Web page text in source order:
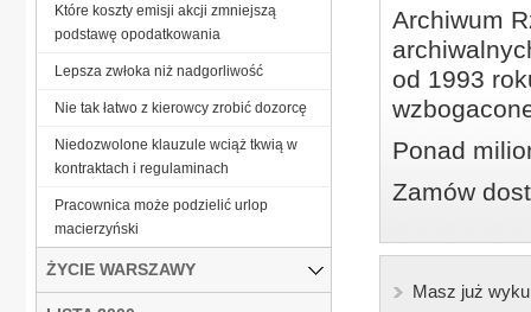
Archiwum
od 1993
Ponad
Zamów
Masz już
Które koszty emisji akcji zmniejszą
podstawę opodatkowania
Lepsza zwłoka niż nadgorliwość
Nie tak łatwo z kierowcy zrobić dozorcę
Niedozwolone klauzule wciąż tkwią w
kontraktach i regulaminach
Pracownica może podzielić urlop
macierzyński
ŻYCIE WARSZAWY